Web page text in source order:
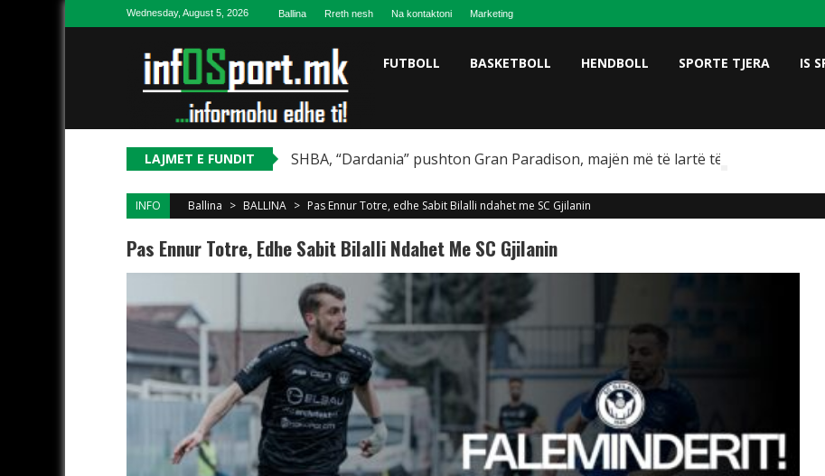
Skip to contentWednesday, August 5, 2026 Ballina Rreth nesh Na kontaktoni Marketing
FUTBOLL BASKETBOLL HENDBOLL SPORTE TJERA IS
LAJMET E FUNDIT SHBA, “Dardania” pushton Gran Paradison, majën më të lartë të Italisë
INFO Ballina > BALLINA > Pas Ennur Totre, edhe Sabit Bilalli ndahet me SC Gjilanin
Pas Ennur Totre, Edhe Sabit Bilalli Ndahet Me SC Gjilanin